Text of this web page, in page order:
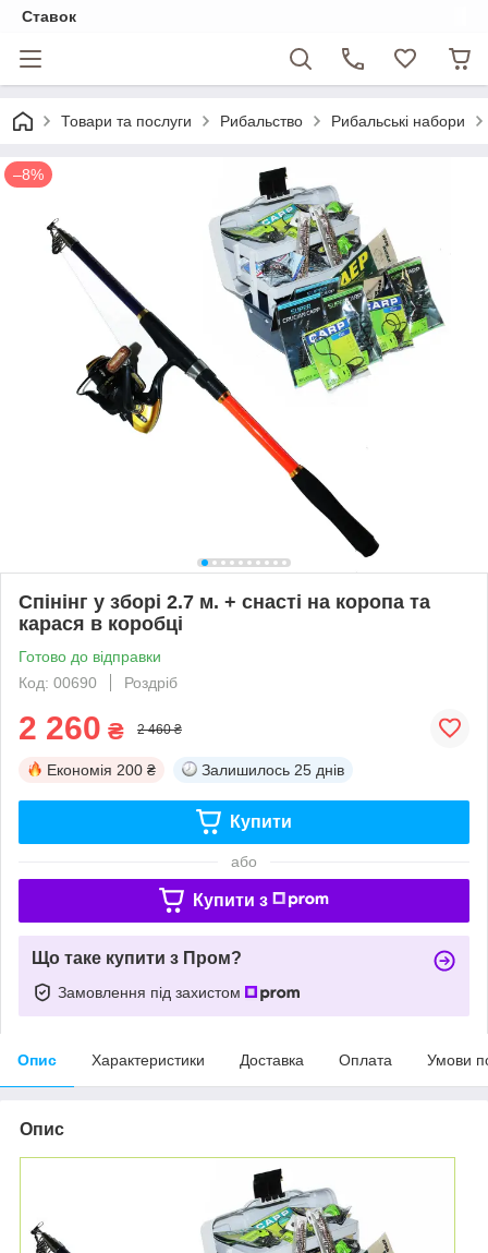
Ставок
Товари та послуги Рибальство Рибальські набори
–8%
Спінінг у зборі 2.7 м. + снасті на коропа та
карася в коробці
Готово до відправки
Код: 00690
Роздріб
2 260 ₴ 2 460 ₴
Економія 200 ₴ Залишилось 25 днів
Купити
або
Купити з
Що таке купити з Пром?
Замовлення під захистом
Опис Характеристики Доставка Оплата Умови
Опис